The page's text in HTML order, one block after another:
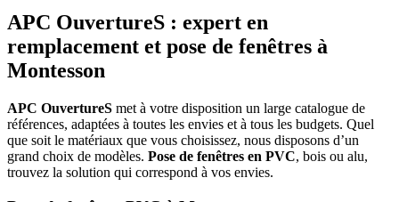
APC OuvertureS : expert en
remplacement et pose de fenêtres à
Montesson
APC OuvertureS met à votre disposition un large catalogue de
références, adaptées à toutes les envies et à tous les budgets. Quel
que soit le matériaux que vous choisissez, nous disposons d’un
grand choix de modèles. Pose de fenêtres en PVC, bois ou alu,
trouvez la solution qui correspond à vos envies.